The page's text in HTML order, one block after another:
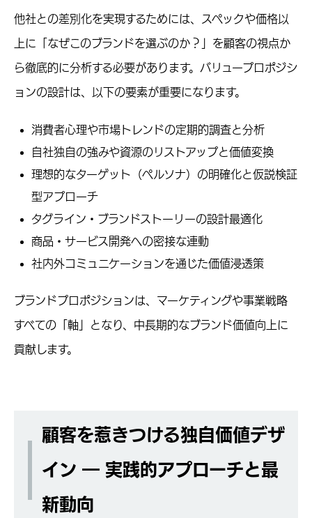
他社との差別化を実現するためには、スペックや価格以
上に「なぜこのブランドを選ぶのか？」を顧客の視点か
ら徹底的に分析する必要があります。バリュープロポジシ
ョンの設計は、以下の要素が重要になります。
消費者心理や市場トレンドの定期的調査と分析
自社独自の強みや資源のリストアップと価値変換
理想的なターゲット（ペルソナ）の明確化と仮説検証
型アプローチ
タグライン・ブランドストーリーの設計最適化
商品・サービス開発への密接な連動
社内外コミュニケーションを通じた価値浸透策
ブランドプロポジションは、マーケティングや事業戦略
すべての「軸」となり、中長期的なブランド価値向上に
貢献します。
顧客を惹きつける独自価値デザ
イン ― 実践的アプローチと最
新動向